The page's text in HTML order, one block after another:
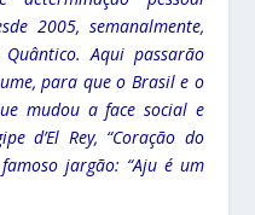
2005, semanalmente,
Aqui passarão
para que o Brasil e o
mudou a face social e
d’El Rey, “Coração do
jargão: “Aju é um